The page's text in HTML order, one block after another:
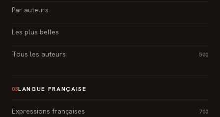
Par auteurs
Les plus belles
Tous les auteurs 500
03LANGUE FRANÇAISE
Expressions françaises 700